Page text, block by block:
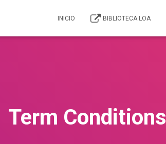
INICIO BIBLIOTECA LOA
Term Conditions